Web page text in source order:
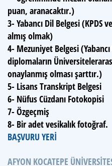
puan, aranacaktır.)
3- Yabancı Dil Belgesi
almış olmak)
4- Mezuniyet Belgesi
diplomaların
onaylanmış olması şarttır.)
5- Lisans Transkript Belgesi
6- Nüfus Cüzdanı Fotokopisi
7- Özgeçmiş
8- Bir adet vesikalık fotoğraf.
BAŞVURU YERİ
AFYON KOCATEPE